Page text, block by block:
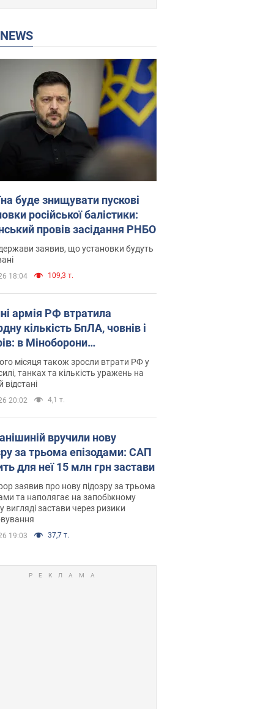
NEWS
буде знищувати пускові
російської балістики:
провів засідання РНБО
заявив, що установки будуть
18:04 109,3 т.
армія РФ втратила
кількість БпЛА, човнів і
в Міноборони
статистику
місяця також зросли втрати РФ у
танках та кількість уражень на
відстані
20:02 4,1 т.
вручили нову
за трьома епізодами: САП
для неї 15 млн грн застави
заявив про нову підозру за трьома
та наполягає на запобіжному
вигляді застави через ризики
19:03 37,7 т.